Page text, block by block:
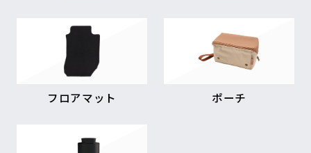
フロアマット ポーチ